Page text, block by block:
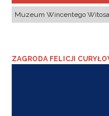
Muzeum Wincentego
ZAGRODA FELICJI